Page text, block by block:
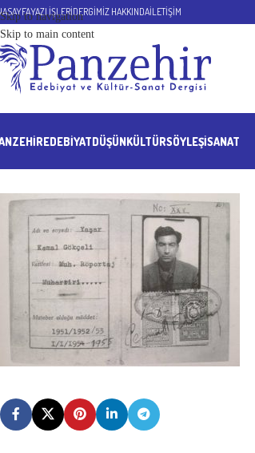
Skip to navigation
Skip to main content
YAZI İŞLERİDERGİMİZ HAKKINDAİLETİŞİM
EDEBİYATDÜŞÜNKÜLTÜRSÖYLEŞİSANAT